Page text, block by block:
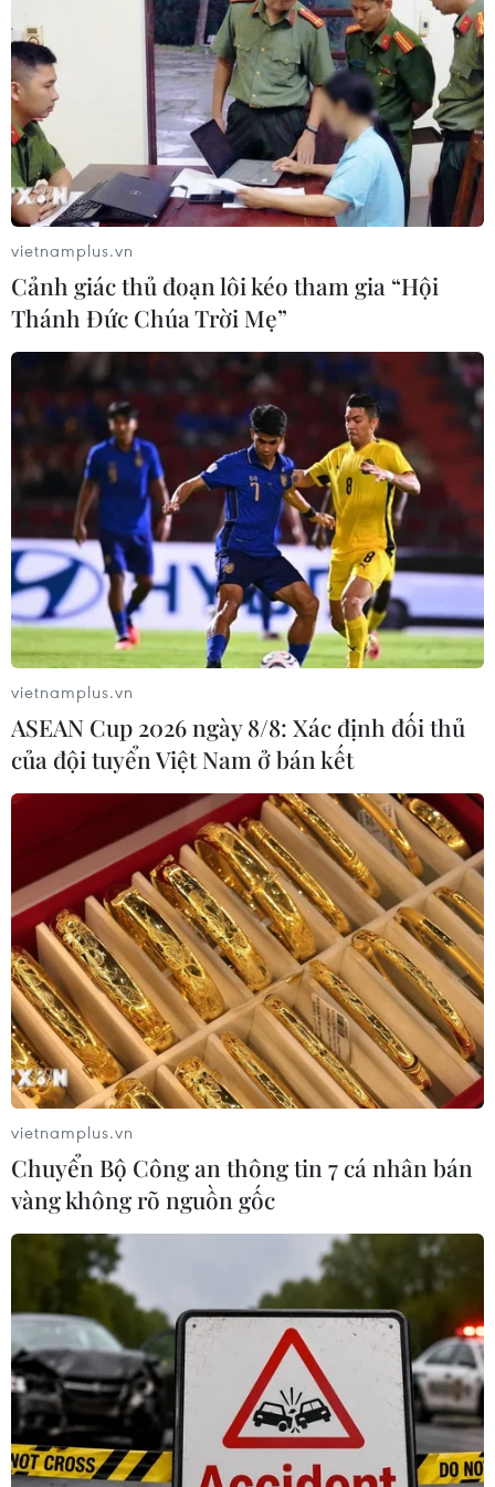
TIN CÙNG CHUYÊN MỤC
vietnamplus.vn
Cảnh giác thủ đoạn lôi kéo tham gia “Hội
Thánh Đức Chúa Trời Mẹ”
vietnamplus.vn
ASEAN Cup 2026 ngày 8/8: Xác định đối thủ
của đội tuyển Việt Nam ở bán kết
vietnamplus.vn
Chuyển Bộ Công an thông tin 7 cá nhân bán
vàng không rõ nguồn gốc